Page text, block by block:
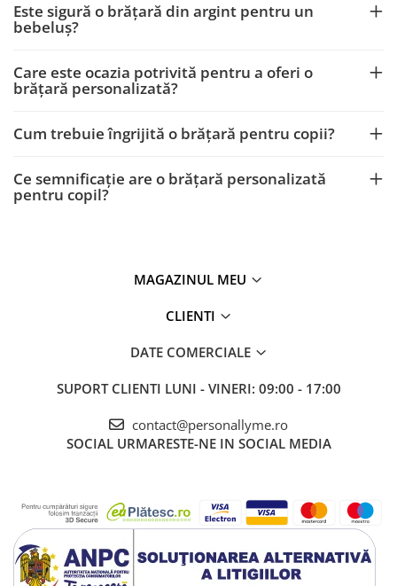
Este sigură o brățară din argint pentru un
bebeluș?
Care este ocazia potrivită pentru a oferi o
brățară personalizată?
Cum trebuie îngrijită o brățară pentru copii?
Ce semnificație are o brățară personalizată
pentru copil?
MAGAZINUL MEU
CLIENTI
DATE COMERCIALE
SUPORT CLIENTI LUNI - VINERI: 09:00 - 17:00
contact@personallyme.ro
SOCIAL URMARESTE-NE IN SOCIAL MEDIA